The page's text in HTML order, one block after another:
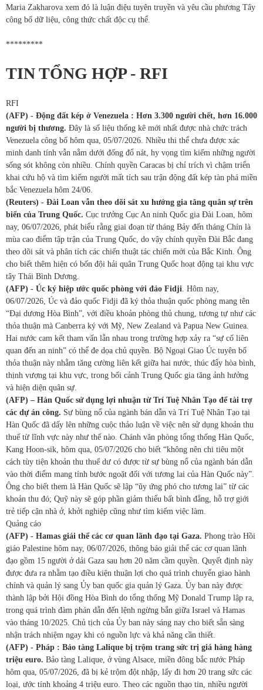
Maria Zakharova xem đó là luận điệu tuyên truyền và yêu cầu phương Tây
công bố dữ liệu, công thức chất độc cụ thể.
*********
TIN TỔNG HỢP - RFI
RFI
(AFP) - Động đất kép ở Venezuela : Hơn 3.300 người chết, hơn 16.000
người bị thương. Đây là số liệu thống kê mới nhất được nhà chức trách
Venezuela công bố hôm qua, 05/07/2026. Nhiều thi thể chưa được xác
minh danh tính vẫn nằm dưới đống đổ nát, hy vọng tìm kiếm những người
sống sót không còn nhiều. Chính quyền Caracas bị chỉ trích vì chậm triển
khai cứu hộ và tìm kiếm người mất tích sau trận động đất kép tàn phá miền
bắc Venezuela hôm 24/06.
(Reuters) - Đài Loan vẫn theo dõi sát xu hướng gia tăng quân sự trên
biển của Trung Quốc. Cục trưởng Cục An ninh Quốc gia Đài Loan, hôm
nay, 06/07/2026, phát biểu rằng giai đoạn từ tháng Bảy đến tháng Chín là
mùa cao điểm tập trận của Trung Quốc, do vậy chính quyền Đài Bắc đang
theo dõi sát và phân tích các chiến thuật tác chiến mới của Bắc Kinh. Ông
cho biết thêm hiện có bốn đội hải quân Trung Quốc hoạt động tại khu vực
tây Thái Bình Dương.
(AFP) - Úc ký hiệp ước quốc phòng với đảo Fidji. Hôm nay,
06/07/2026, Úc và đảo quốc Fidji đã ký thỏa thuận quốc phòng mang tên
“Đại dương Hòa Bình”, với điều khoản phòng thủ chung, tương tự như các
thỏa thuận mà Canberra ký với Mỹ, New Zealand và Papua New Guinea.
Hai nước cam kết tham vấn lẫn nhau trong trường hợp xảy ra “sự cố liên
quan đến an ninh” có thể đe dọa chủ quyền. Bộ Ngoại Giao Úc tuyên bố
thỏa thuận này nhằm tăng cường liên kết giữa hai nước, thúc đẩy hòa bình,
thịnh vượng tại khu vực, trong bối cảnh Trung Quốc gia tăng ảnh hưởng
và hiện diện quân sự.
(AFP) – Hàn Quốc sử dụng lợi nhuận từ Trí Tuệ Nhân Tạo để tài trợ
các dự án công. Sự bùng nổ của ngành bán dẫn và Trí Tuệ Nhân Tạo tại
Hàn Quốc đã dấy lên những cuộc thảo luận về việc nên sử dụng khoản thu
thuế từ lĩnh vực này như thế nào. Chánh văn phòng tổng thống Hàn Quốc,
Kang Hoon-sik, hôm qua, 05/07/2026 cho biết “không nên chi tiêu một
cách tùy tiện khoản thu thuế dư có được từ sự bùng nổ của ngành bán dẫn
vào thời điểm mang tính bước ngoặt đối với tương lai của Hàn Quốc này”.
Ông cho biết them là Hàn Quốc sẽ lập “ũy ứng phó cho tương lai” từ các
khoản thu đó; Quỹ này sẽ góp phần giảm thiểu bất bình đẳng, hỗ trợ giới
trẻ tiếp cận nhà ở, khởi nghiệp cũng như tìm kiếm việc làm.
Quảng cáo
(AFP) - Hamas giải thể các cơ quan lãnh đạo tại Gaza. Phong trào Hồi
giáo Palestine hôm nay, 06/07/2026, thông báo giải thể các cơ quan lãnh
đạo gồm 15 người ở dải Gaza sau hơn 20 năm cầm quyền. Quyết định này
được đưa ra nhằm tạo điều kiện thuận lợi cho quá trình chuyển giao hành
chính và quản lý sang Ủy ban quốc gia quản lý Gaza. Ủy ban này được
thành lập bởi Hội đồng Hòa Bình do tổng thống Mỹ Donald Trump lập ra,
trong quá trình đàm phán dẫn đến lệnh ngừng bắn giữa Israel và Hamas
vào tháng 10/2025. Chủ tịch của Ủy ban này sáng nay cho biết sẵn sàng
nhận trách nhiệm ngay khi có nguồn lực và khả năng cần thiết.
(AFP) - Pháp : Bảo tàng Lalique bị trộm trang sức trị giá hàng hàng
triệu euro. Bảo tàng Lalique, ở vùng Alsace, miền đông bắc nước Pháp
hôm qua, 05/07/2026, đã bị kẻ trộm đột nhập, lấy đi hơn 20 trang sức các
loại, ước tính khoảng 4 triệu euro. Theo các nguồn thạo tin, nhiều người